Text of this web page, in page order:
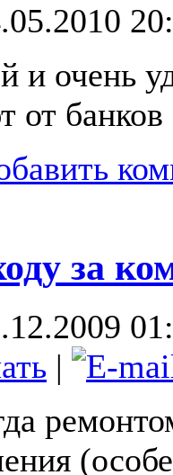
и очень
от
за
|